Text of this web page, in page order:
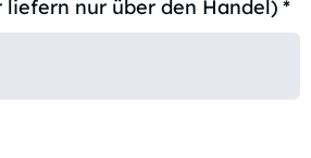
liefern nur über den Handel) *